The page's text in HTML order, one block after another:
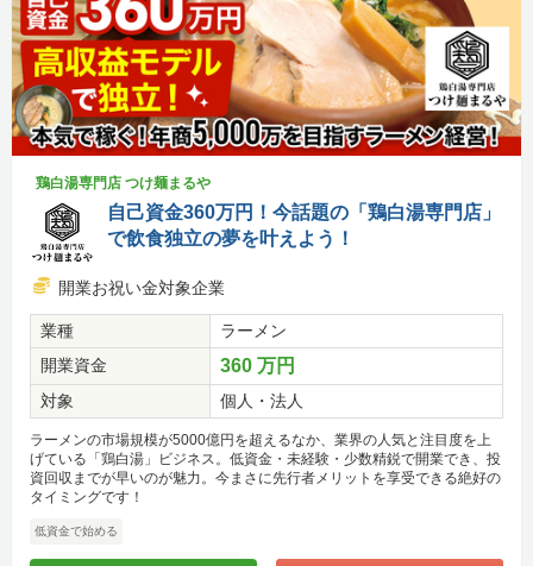
鶏白湯専門店 つけ麺まるや
自己資金360万円！今話題の「鶏白湯専門店」
で飲食独立の夢を叶えよう！
開業お祝い金対象企業
業種
ラーメン
開業資金
360 万円
対象 個人・法人
ラーメンの市場規模が5000億円を超えるなか、業界の人気と注目度を上
げている「鶏白湯」ビジネス。低資金・未経験・少数精鋭で開業でき、投
資回収までが早いのが魅力。今まさに先行者メリットを享受できる絶好の
タイミングです！
低資金で始める